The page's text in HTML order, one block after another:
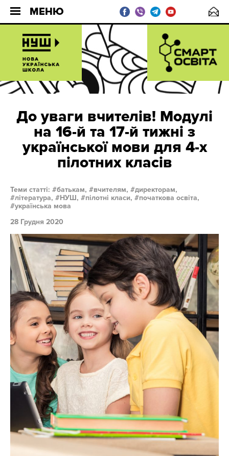
МЕНЮ
До уваги вчителів! Модулі
на 16-й та 17-й тижні з
української мови для 4-х
пілотних класів
Теми статті: батькам, вчителям,
директорам,
література,
НУШ, пілотні класи,
початкова освіта,
українська мова
28 Грудня 2020